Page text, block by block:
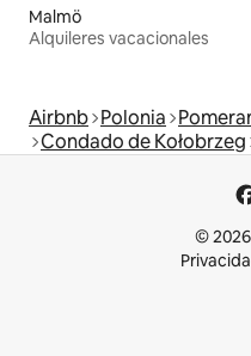
Malmö
Alquileres vacacionales
Airbnb Polonia
Condado de Kołobrzeg
©